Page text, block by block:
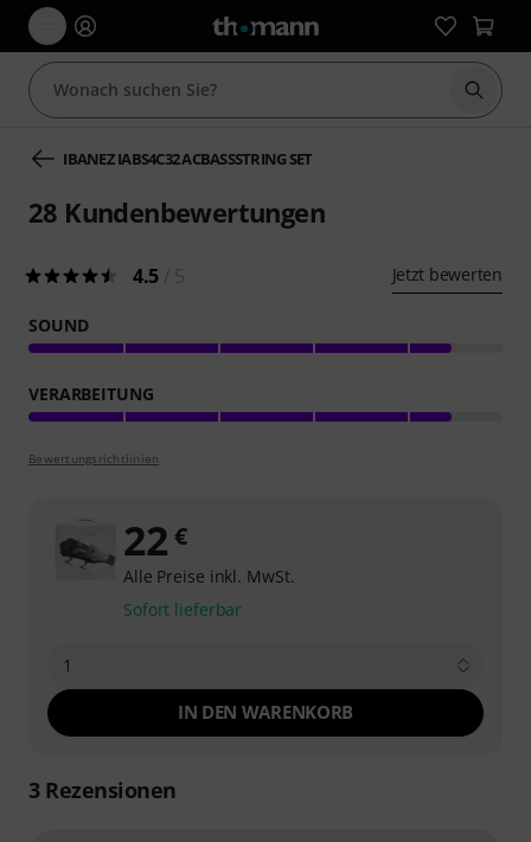
Suche
IBANEZ IABS4C32 ACBASSSTRING SET
28 Kundenbewertungen
4.5 Jetzt bewerten
SOUND
VERARBEITUNG
Bewertungsrichtlinien
22 €
Alle Preise inkl. MwSt.
Sofort lieferbar
1
IN DEN WARENKORB
3Rezensionen